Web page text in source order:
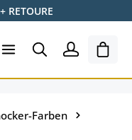
RETOURE
Farben